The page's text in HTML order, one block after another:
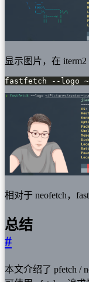
显示图片，在
fastfetch --logo
相对于 neofetch，
总结
#
本文介绍了 pfetch /